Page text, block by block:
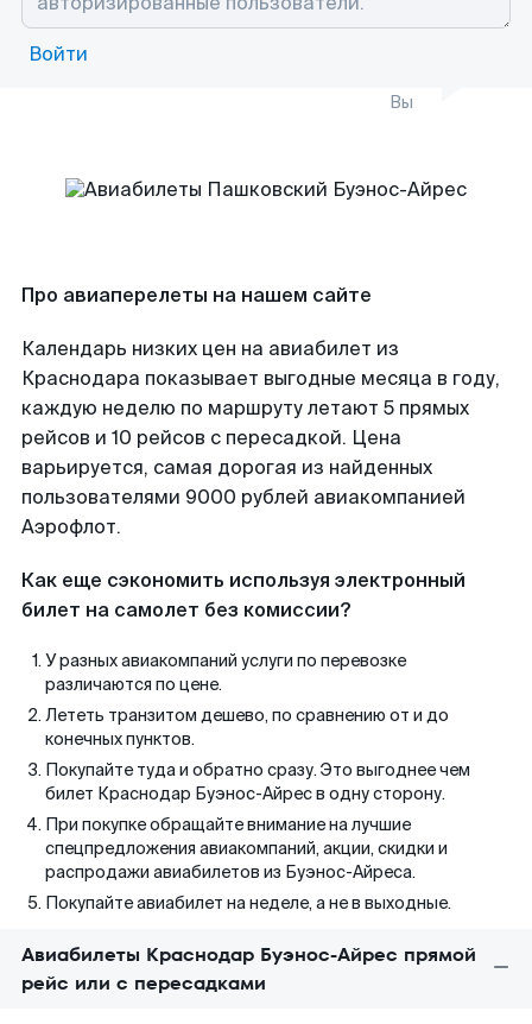
Войти
Вы
Про авиаперелеты на нашем сайте
Календарь низких цен на авиабилет из
Краснодара показывает выгодные месяца в году,
каждую неделю по маршруту летают 5 прямых
рейсов и 10 рейсов с пересадкой. Цена
варьируется, самая дорогая из найденных
пользователями 9000 рублей авиакомпанией
Аэрофлот.
Как еще сэкономить используя электронный
билет на самолет без комиссии?
У разных авиакомпаний услуги по перевозке
различаются по цене.
Лететь транзитом дешево, по сравнению от и до
конечных пунктов.
Покупайте туда и обратно сразу. Это выгоднее чем
билет Краснодар Буэнос-Айрес в одну сторону.
При покупке обращайте внимание на лучшие
спецпредложения авиакомпаний, акции, скидки и
распродажи авиабилетов из Буэнос-Айреса.
Покупайте авиабилет на неделе, а не в выходные.
Авиабилеты Краснодар Буэнос-Айрес прямой
рейс или с пересадками